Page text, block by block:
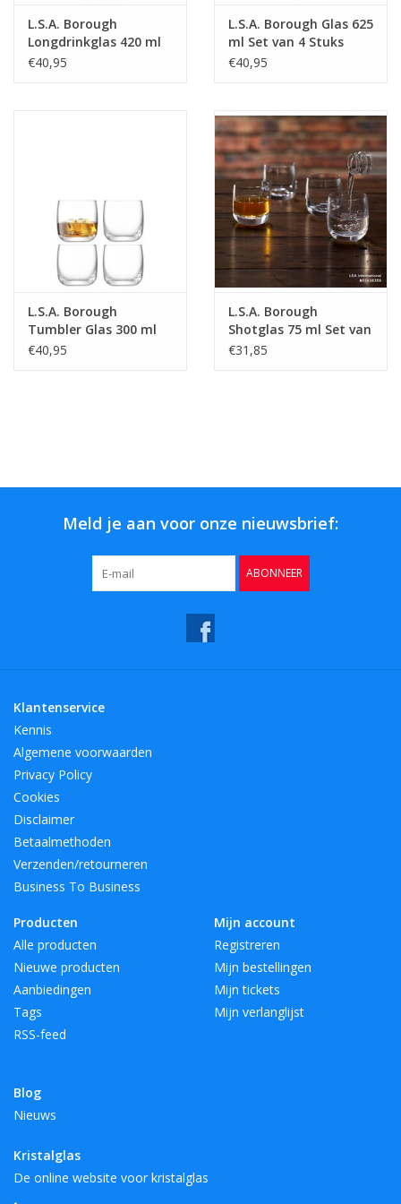
L.S.A. Borough
Longdrinkglas 420 ml
Set van 4 Stuks
€40,95
L.S.A. Borough Glas 625
ml Set van 4 Stuks
€40,95
L.S.A. Borough
Tumbler Glas 300 ml
Set van 4 Stuks
€40,95
L.S.A. Borough
Shotglas 75 ml Set van
4 Stuks
€31,85
Meld je aan voor onze nieuwsbrief:
ABONNEER
Klantenservice
Kennis
Algemene voorwaarden
Privacy Policy
Cookies
Disclaimer
Betaalmethoden
Verzenden/retourneren
Business To Business
Producten
Alle producten
Nieuwe producten
Aanbiedingen
Tags
RSS-feed
Blog
Nieuws
Mijn account
Registreren
Mijn bestellingen
Mijn tickets
Mijn verlanglijst
Kristalglas
De online website voor kristalglas